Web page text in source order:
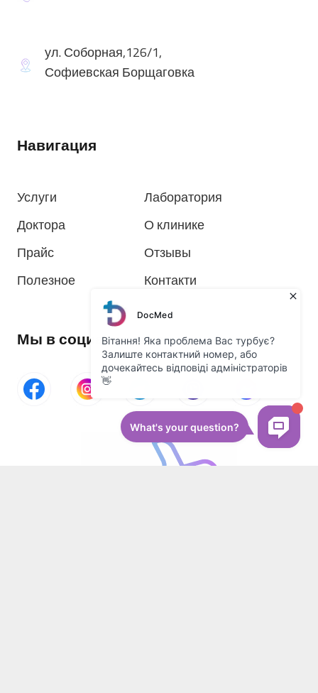
ул. Соборная,126/1,
Софиевская Борщаговка
Навигация
Услуги
Доктора
Прайс
Полезное
Лаборатория
О клинике
Отзывы
Контакти
Мы в социальных сетях